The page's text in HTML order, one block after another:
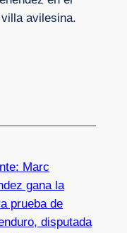
avilesina.
Marc
gana la
prueba de
disputada